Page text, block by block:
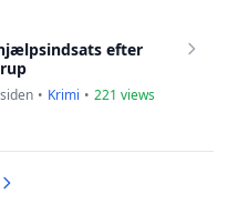
efter
• Krimi • 221 views